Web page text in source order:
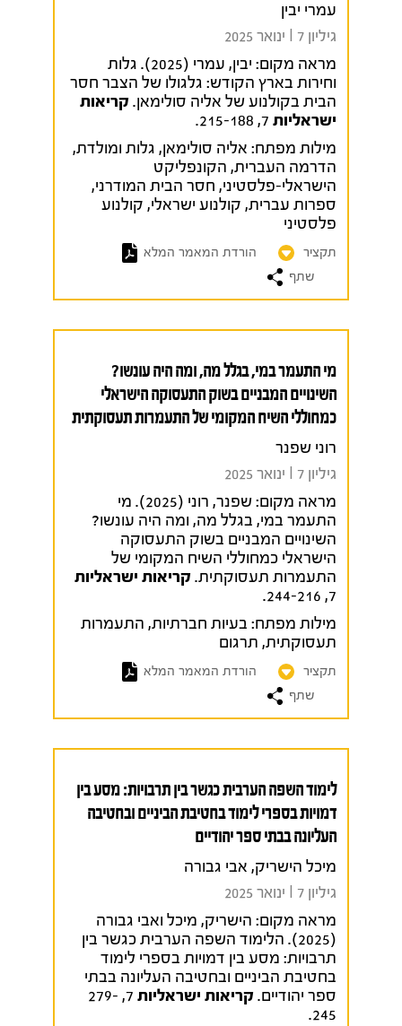
עמרי יבין
גיליון 7 I ינואר 2025
מראה מקום:
יבין, עמרי (2025). גלות
וחירות בארץ הקודש: גלגולו של הצבר חסר
הבית בקולנוע של אליה סולימאן.קריאות
ישראליות
מילות מפתח: אליה סולימאן, גלות ומולדת,
הדרמה העברית, הקונפליקט
הישראלי-פלסטיני, חסר הבית המודרני,
ספרות עברית, קולנוע ישראלי, קולנוע
פלסטיני
תקציר
הורדת המאמר המלא
שתף
מי התעמר במי, בגלל מה, ומה היה עונשו?
השינויים המבניים בשוק התעסוקה הישראלי
כמחוללי השיח המקומי של התעמרות תעסוקתית
רוני שפנר
גיליון 7 I ינואר 2025
מראה מקום:
שפנר, רוני (2025). מי
התעמר במי, בגלל מה, ומה היה עונשו?
השינויים המבניים בשוק התעסוקה
הישראלי כמחוללי השיח המקומי של
התעמרות תעסוקתית.קריאות ישראליות
7, 244-216.
מילות מפתח: בעיות חברתיות, התעמרות
תעסוקתית, תרגום
תקציר
הורדת המאמר המלא
שתף
לימוד השפה הערבית כגשר בין תרבויות: מסע בין
דמויות בספרי לימוד בחטיבת הביניים ובחטיבה
העליונה בבתי ספר יהודיים
מיכל הישריק, אבי גבורה
גיליון 7 I ינואר 2025
מראה מקום: הישריק, מיכל ואבי גבורה
(2025). הלימוד השפה הערבית כגשר בין
תרבויות: מסע בין דמויות בספרי לימוד
בחטיבת הביניים ובחטיבה העליונה בבתי
ספר יהודיים.קריאות ישראליות
7, 279-
245.